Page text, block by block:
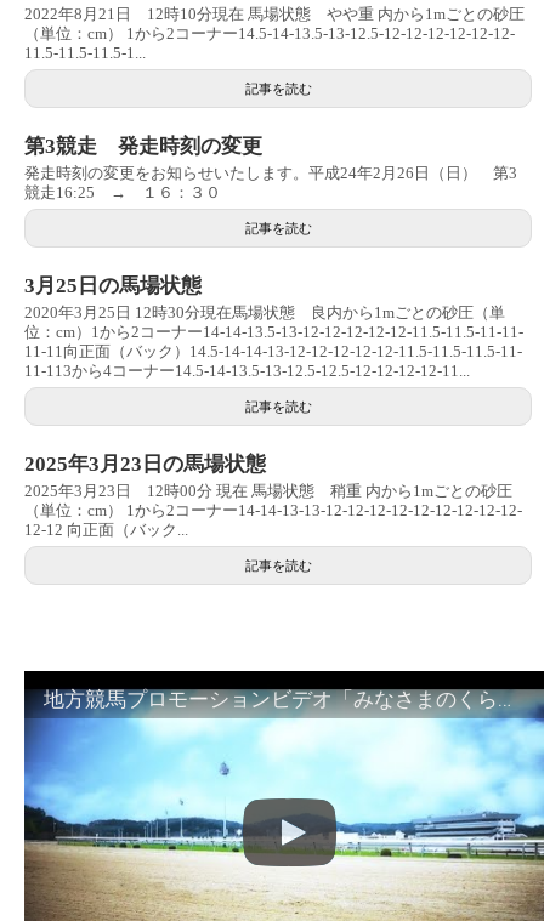
2022年8月21日 12時10分現在 馬場状態 やや重 内から1mごとの砂圧
（単位：cm） 1から2コーナー14.5-14-13.5-13-12.5-12-12-12-12-12-12-
11.5-11.5-11.5-1...
記事を読む
第3競走 発走時刻の変更
発走時刻の変更をお知らせいたします。平成24年2月26日（日） 第3
競走16:25 → １６：３０
記事を読む
3月25日の馬場状態
2020年3月25日 12時30分現在馬場状態 良内から1mごとの砂圧（単
位：cm）1から2コーナー14-14-13.5-13-12-12-12-12-12-11.5-11.5-11-11-
11-11向正面（バック）14.5-14-14-13-12-12-12-12-12-11.5-11.5-11.5-11-
11-113から4コーナー14.5-14-13.5-13-12.5-12.5-12-12-12-12-11...
記事を読む
2025年3月23日の馬場状態
2025年3月23日 12時00分 現在 馬場状態 稍重 内から1mごとの砂圧
（単位：cm） 1から2コーナー14-14-13-13-12-12-12-12-12-12-12-12-12-
12-12 向正面（バック...
記事を読む
地方競馬プロモーションビデオ「みなさまのくらしのために」30秒篇｜NAR公式